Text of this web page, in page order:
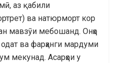
аз қабили
ва натюрморт кор
мавзӯи мебошанд. Онҳо
одат ва фарҳанги мардуми
мекунад. Асарҳои у